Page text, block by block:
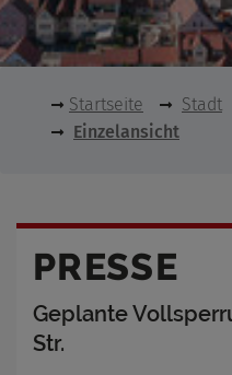
Startseite Stadt
Einzelansicht
PRESSE
Geplante
Str.